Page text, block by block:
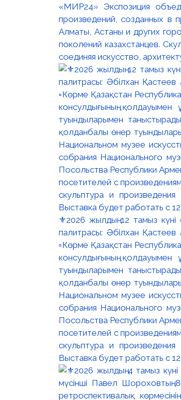
«МИР24» Экспозиция
произведений, созданных
Алматы, Астаны и других
поколений казахстанцев.
соединяя искусство,
⚜️2026 жылдың 12 тамыз күні
палитрасы: Әбілхан Қастеев
▫️Көрме Қазақстан
консулдығының қолдауымен
туындыларымен
қолданбалы өнер
Национальном музее
собрания Национального
Посольства Республики
посетителей с
скульптура и
Выставка будет работать с